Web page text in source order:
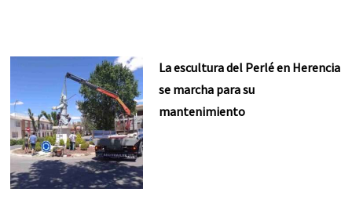
La escultura del Perlé en Herencia
se marcha para su
mantenimiento